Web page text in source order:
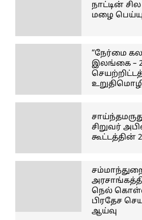
நாட்டின்
மழை
“நேர்மை
இலங்கை –
உறுதிமொழி
சிறுவர்
கூட்டத்தின்
நெல்
பிரதேச
ஆய்வு